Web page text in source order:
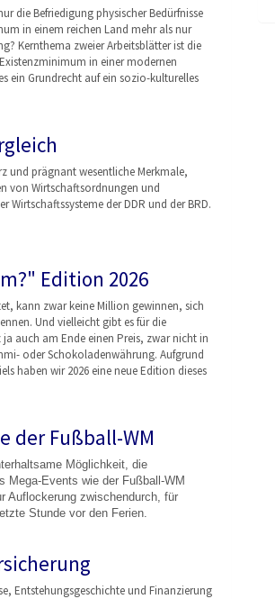
die Befriedigung physischer Bedürfnisse
in einem reichen Land mehr als nur
Kernthema zweier Arbeitsblätter ist die
in einer modernen
ein Grundrecht auf ein sozio-kulturelles
und prägnant wesentliche Merkmale,
von Wirtschaftsordnungen und
Wirtschaftssysteme der DDR und der BRD.
Edition 2026
kann zwar keine Million gewinnen, sich
Und vielleicht gibt es für die
auch am Ende einen Preis, zwar nicht in
oder Schokoladenwährung. Aufgrund
haben wir 2026 eine neue Edition dieses
der Fußball-WM
Möglichkeit, die
Mega-Events wie der Fußball-WM
Auflockerung zwischendurch, für
Stunde vor den Ferien.
Entstehungsgeschichte und Finanzierung